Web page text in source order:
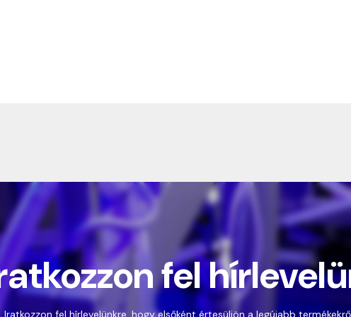
fel
Iratkozzon fel hírlevelünkre, hogy elsőként értesüljön a legújabb